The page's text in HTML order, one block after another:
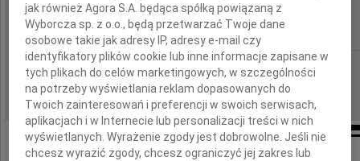
IMIĘ I NAZWISKO: Kompowski
REGION: Szczecin
DATA EMISJI: 22.11.2016
jak również Agora S.A. będąca spółką powiązaną z
Wyborcza sp. z o.o., będą przetwarzać Twoje dane
osobowe takie jak adresy IP, adresy e-mail czy
identyfikatory plików cookie lub inne informacje zapisane w
tych plikach do celów marketingowych, w szczególności
na potrzeby wyświetlania reklam dopasowanych do
Twoich zainteresowań i preferencji w swoich serwisach,
aplikacjach i w Internecie lub personalizacji treści w nich
wyświetlanych. Wyrażenie zgody jest dobrowolne. Jeśli nie
chcesz wyrazić zgody, chcesz ograniczyć jej zakres lub